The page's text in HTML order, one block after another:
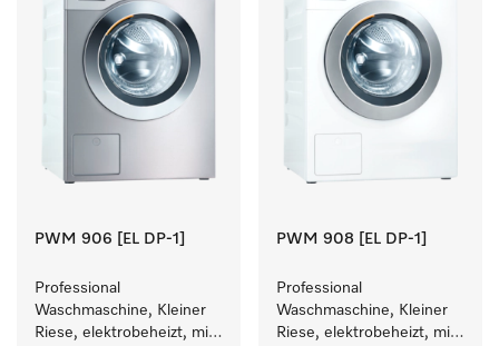
PWM 906 [EL DP-1]
Professional
Waschmaschine, Kleiner
Riese, elektrobeheizt, mit
PWM 908 [EL DP-1]
Professional
Waschmaschine, Kleiner
Riese, elektrobeheizt, mit